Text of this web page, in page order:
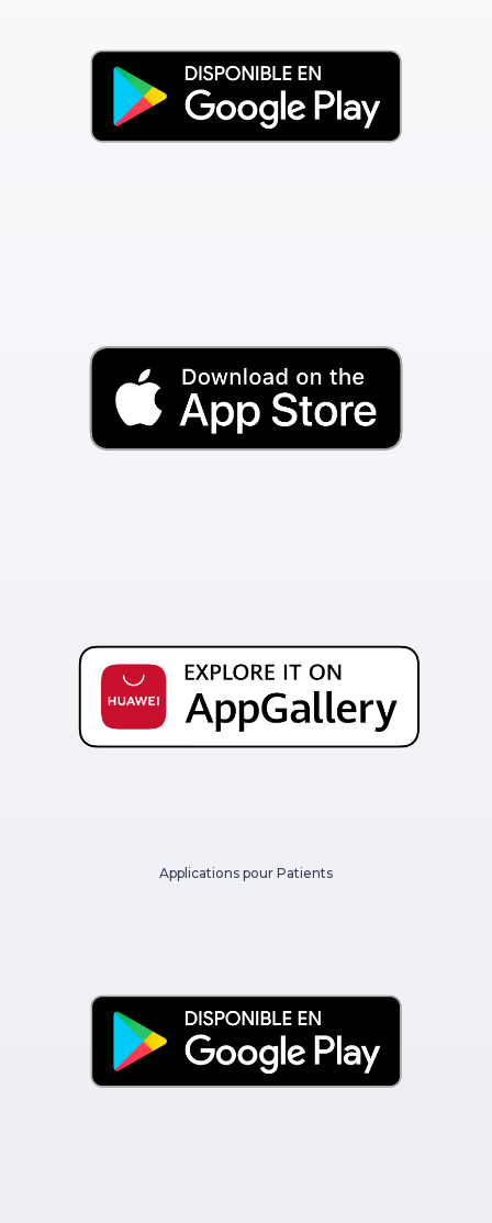
Applications pour Patients